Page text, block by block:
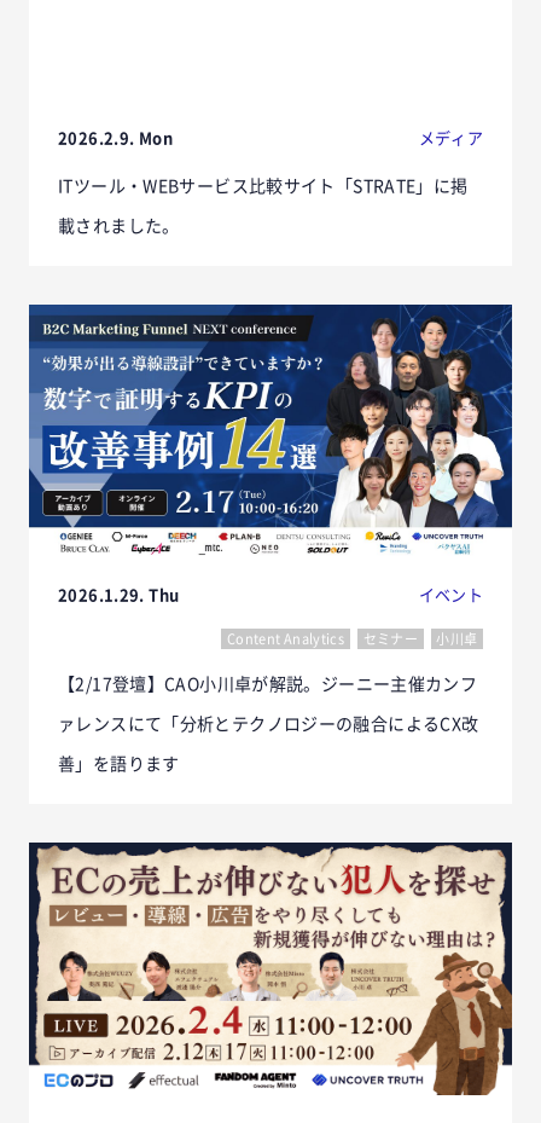
2026.2.9. Mon メディア
ITツール・WEBサービス比較サイト「STRATE」に掲
載されました。
2026.1.29. Thu イベント
Content Analytics セミナー 小川卓
【2/17登壇】CAO小川卓が解説。ジーニー主催カンフ
ァレンスにて「分析とテクノロジーの融合によるCX改
善」を語ります